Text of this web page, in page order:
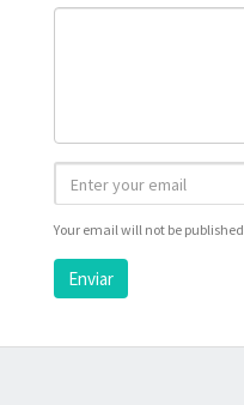
Your email will not be published
Enviar